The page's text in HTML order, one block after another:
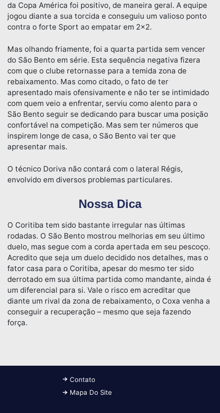
da Copa América foi positivo, de maneira geral. A equipe
jogou diante a sua torcida e conseguiu um valioso ponto
contra o forte Sport ao empatar em 2×2.
Mas olhando friamente, foi a quarta partida sem vencer
do São Bento em série. Esta sequência negativa fizera
com que o clube retornasse para a temida zona de
rebaixamento. Mas como citado, o fato de ter
apresentado mais ofensivamente e não ter se intimidado
com quem veio a enfrentar, serviu como alento para o
São Bento seguir se dedicando para buscar uma posição
confortável na competição. Mas sem ter números que
inspirem longe de casa, o São Bento vai ter que
apresentar mais.
O técnico Doriva não contará com o lateral Régis,
envolvido em diversos problemas particulares.
Nossa Dica
O Coritiba tem sido bastante irregular nas últimas
rodadas. O São Bento mostrou melhorias em seu último
duelo, mas segue com a corda apertada em seu pescoço.
Acredito que seja um duelo decidido nos detalhes, mas o
fator casa para o Coritiba, apesar do mesmo ter sido
derrotado em sua última partida como mandante, ainda é
um diferencial para si. Vale o risco em acreditar que
diante um rival da zona de rebaixamento, o Coxa venha a
conseguir a recuperação – mesmo que seja fazendo
força.
Contato
Mapa Do Site